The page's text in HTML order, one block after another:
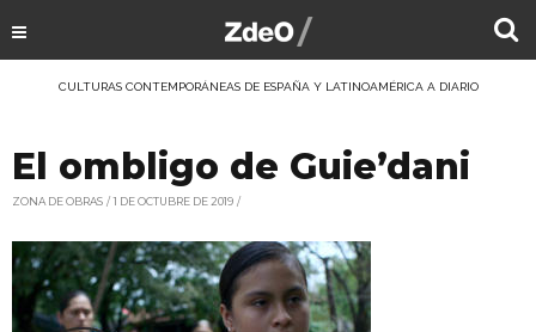
CULTURAS CONTEMPORÁNEAS DE ESPAÑA Y LATINOAMÉRICA A DIARIO
El ombligo de Guie’dani
ZONA DE OBRAS 1 DE OCTUBRE DE 2019